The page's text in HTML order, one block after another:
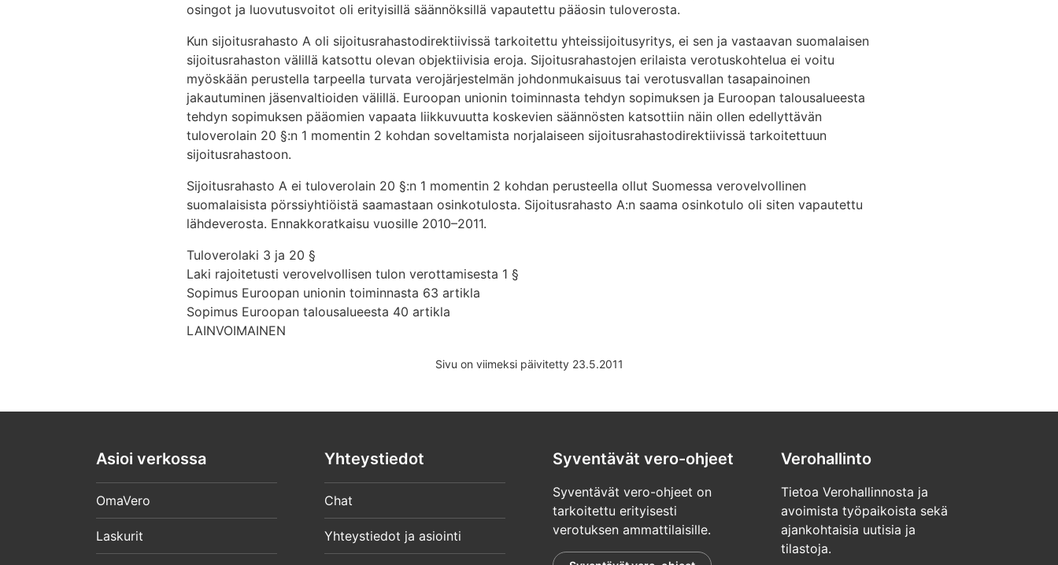
osingot ja luovutusvoitot oli erityisillä säännöksillä vapautettu pääosin tuloverosta.
Kun sijoitusrahasto A oli sijoitusrahastodirektiivissä tarkoitettu yhteissijoitusyritys, ei sen ja vastaavan suomalaisen
sijoitusrahaston välillä katsottu olevan objektiivisia eroja. Sijoitusrahastojen erilaista verotuskohtelua ei voitu
myöskään perustella tarpeella turvata verojärjestelmän johdonmukaisuus tai verotusvallan tasapainoinen
jakautuminen jäsenvaltioiden välillä. Euroopan unionin toiminnasta tehdyn sopimuksen ja Euroopan talousalueesta
tehdyn sopimuksen pääomien vapaata liikkuvuutta koskevien säännösten katsottiin näin ollen edellyttävän
tuloverolain 20 §:n 1 momentin 2 kohdan soveltamista norjalaiseen sijoitusrahastodirektiivissä tarkoitettuun
sijoitusrahastoon.
Sijoitusrahasto A ei tuloverolain 20 §:n 1 momentin 2 kohdan perusteella ollut Suomessa verovelvollinen
suomalaisista pörssiyhtiöistä saamastaan osinkotulosta. Sijoitusrahasto A:n saama osinkotulo oli siten vapautettu
lähdeverosta. Ennakkoratkaisu vuosille 2010–2011.
Tuloverolaki 3 ja 20 §
Laki rajoitetusti verovelvollisen tulon verottamisesta 1 §
Sopimus Euroopan unionin toiminnasta 63 artikla
Sopimus Euroopan talousalueesta 40 artikla
LAINVOIMAINEN
Sivu on viimeksi päivitetty 23.5.2011
Asioi verkossa
OmaVero
Laskurit
Yhteystiedot
Chat
Yhteystiedot ja asiointi
Syventävät vero-ohjeet
Syventävät vero-ohjeet on
tarkoitettu erityisesti
verotuksen ammattilaisille.
Verohallinto
Tietoa Verohallinnosta ja
avoimista työpaikoista sekä
ajankohtaisia uutisia ja
tilastoja.